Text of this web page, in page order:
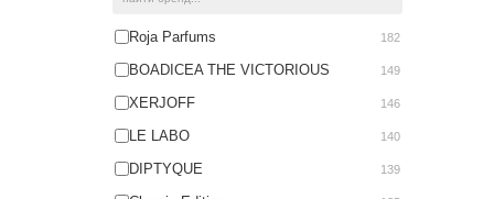
250 ml 83
80 ml 80
15 ml 46
90 ml 43
190гр 38
Roja Parfums 182
BOADICEA THE VICTORIOUS 149
XERJOFF 146
LE LABO 140
DIPTYQUE 139